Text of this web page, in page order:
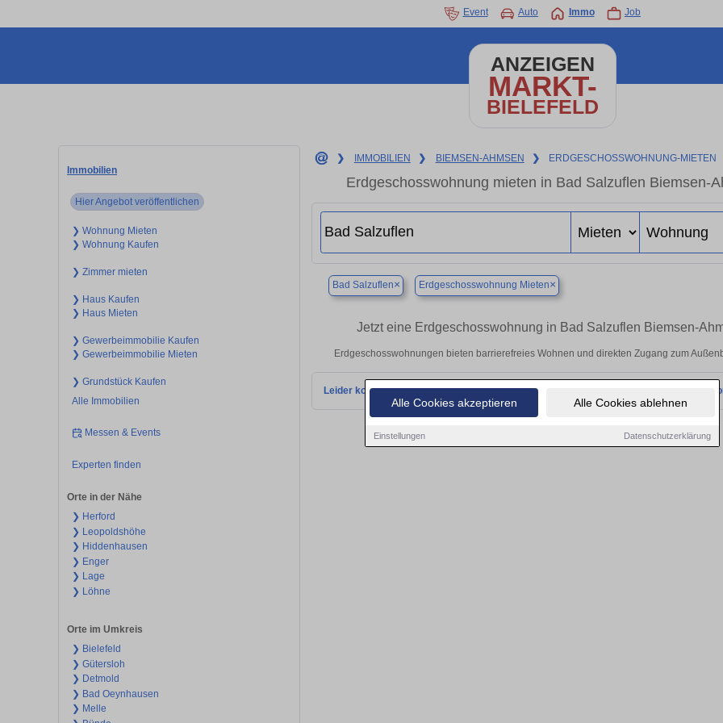
Alle Cookies akzeptieren Alle Cookies ablehnen
Einstellungen Datenschutzerklärung
Event Auto Immo Job
ANZEIGEN
MARKT-
BIELEFELD
Immobilien
Hier Angebot veröffentlichen
❯ Wohnung Mieten
❯ Wohnung Kaufen
❯ Zimmer mieten
❯ Haus Kaufen
❯ Haus Mieten
❯ Gewerbeimmobilie Kaufen
❯ Gewerbeimmobilie Mieten
❯ Grundstück Kaufen
Alle Immobilien
Messen & Events
Experten finden
Orte in der Nähe
❯ Herford
❯ Leopoldshöhe
❯ Hiddenhausen
❯ Enger
❯ Lage
❯ Löhne
Orte im Umkreis
❯ Bielefeld
❯ Gütersloh
❯ Detmold
❯ Bad Oeynhausen
❯ Melle
❯ IMMOBILIEN ❯ BIEMSEN-AHMSEN ❯ ERDGESCHOSSWOHNUNG-MIETEN
Erdgeschosswohnung mieten in Bad Salzuflen Biemsen-
Bad Salzuflen× Erdgeschosswohnung Mieten×
Jetzt eine Erdgeschosswohnung in Bad Salzuflen Biemsen-
Erdgeschosswohnungen bieten barrierefreies Wohnen und direkten Zugang zum
Leider konnten wir derzeit keine passenden Objekte finden. Schauen Sie bald wieder